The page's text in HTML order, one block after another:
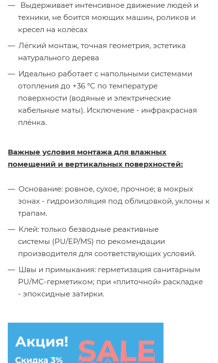
Выдерживает интенсивное движение людей и
техники, не боится моющих машин, роликов и
кресел на колёсах
Лёгкий монтаж, точная геометрия, эстетика
натурального дерева
Идеально работает с напольными системами
отопления до +36 °C по температуре
поверхности (водяные и электрические
кабельные маты). Исключение - инфракрасная
плёнка.
Важные условия монтажа для влажных
помещений и вертикальных поверхностей:
Основание: ровное, сухое, прочное; в мокрых
зонах - гидроизоляция под облицовкой, уклоны к
трапам.
Клей: только безводные реактивные
системы (PU/EP/MS) по рекомендации
производителя для соответствующих условий.
Швы и примыкания: герметизация санитарным
PU/МС-герметиком; при «плиточной» раскладке
- эпоксидные затирки.